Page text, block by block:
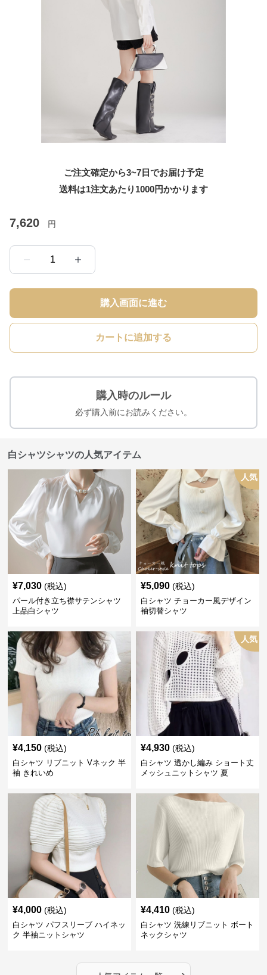
ご注文確定から3~7日でお届け予定
送料は1注文あたり 1000円かかります
7,620 円
1
購入画面に進む
カートに追加する
購入時のルール
必ず購入前にお読みください。
白シャツシャツの人気アイテム
¥7,030 (税込)
パール付き立ち襟サテンシャツ
上品白シャツ
人気
¥5,090 (税込)
白シャツ チョーカー風デザイン
袖切替シャツ
¥4,150 (税込)
白シャツ リブニット Vネック 半
袖 きれいめ
人気
¥4,930 (税込)
白シャツ 透かし編み ショート丈
メッシュニットシャツ 夏
¥4,000 (税込)
白シャツ パフスリーブ ハイネッ
ク 半袖ニットシャツ
¥4,410 (税込)
白シャツ 洗練リブニット ボート
ネックシャツ